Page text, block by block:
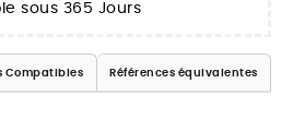
sous 365 Jours
Compatibles Références équivalentes